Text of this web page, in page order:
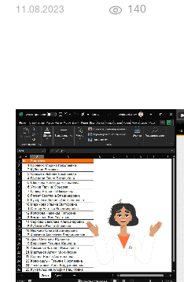
11.08.2023
Количество
140